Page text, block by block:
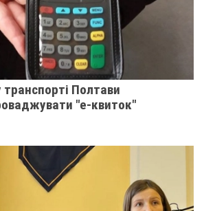
Полтави
"е-квиток"